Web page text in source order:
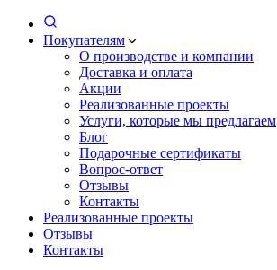
Покупателям
О производстве и компании
Доставка и оплата
Акции
Реализованные проекты
Услуги, которые мы предлагаем
Блог
Подарочные сертификаты
Вопрос-ответ
Отзывы
Контакты
Реализованные проекты
Отзывы
Контакты